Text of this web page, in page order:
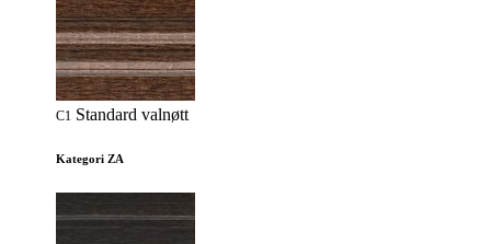
C1 Standard valnøtt
Kategori ZA